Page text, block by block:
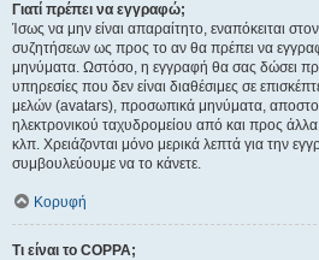
Γιατί πρέπει να εγγραφώ;
Ίσως να μην είναι απαραίτητο, εναπόκειται
συζητήσεων ως προς το αν θα πρέπει να
μηνύματα. Ωστόσο, η εγγραφή θα σας δώσει
υπηρεσίες που δεν είναι διαθέσιμες σε
μελών (avatars), προσωπικά μηνύματα,
ηλεκτρονικού ταχυδρομείου από και προς
κλπ. Χρειάζονται μόνο μερικά λεπτά για την
συμβουλεύουμε να το κάνετε.
Κορυφή
Τι είναι το COPPA;